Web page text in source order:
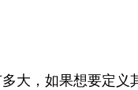
大，如果想要定义